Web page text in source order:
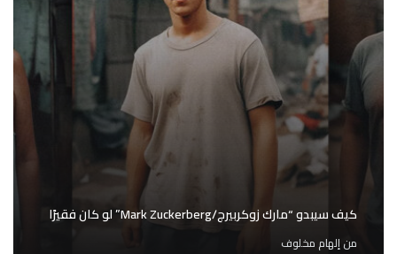
كيف سيبدو “مارك زوكربيرج/Mark Zuckerberg” لو كان فقيرًا
منإلهام مخلوف